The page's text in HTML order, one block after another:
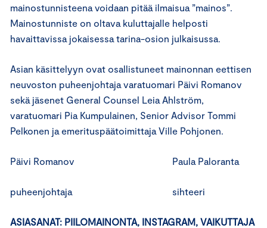
mainostunnisteena voidaan pitää ilmaisua ”mainos”.
Mainostunniste on oltava kuluttajalle helposti
havaittavissa jokaisessa tarina-osion julkaisussa.
Asian käsittelyyn ovat osallistuneet mainonnan eettisen
neuvoston puheenjohtaja varatuomari Päivi Romanov
sekä jäsenet General Counsel Leia Ahlström,
varatuomari Pia Kumpulainen, Senior Advisor Tommi
Pelkonen ja emerituspäätoimittaja Ville Pohjonen.
Päivi Romanov Paula Paloranta
puheenjohtaja sihteeri
ASIASANAT: PIILOMAINONTA, INSTAGRAM, VAIKUTTAJA